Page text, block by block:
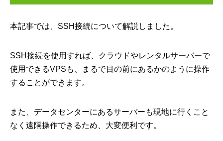
本記事では、SSH接続について解説しました。
SSH接続を使用すれば、クラウドやレンタルサーバーで
使用できるVPSも、まるで目の前にあるかのように操作
することができます。
また、データセンターにあるサーバーも現地に行くこと
なく遠隔操作できるため、大変便利です。